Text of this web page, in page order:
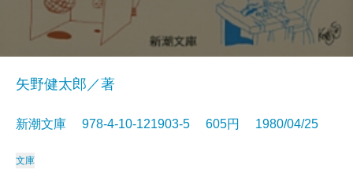
矢野健太郎／著
新潮文庫 978-4-10-121903-5 605円 1980/04/25
文庫